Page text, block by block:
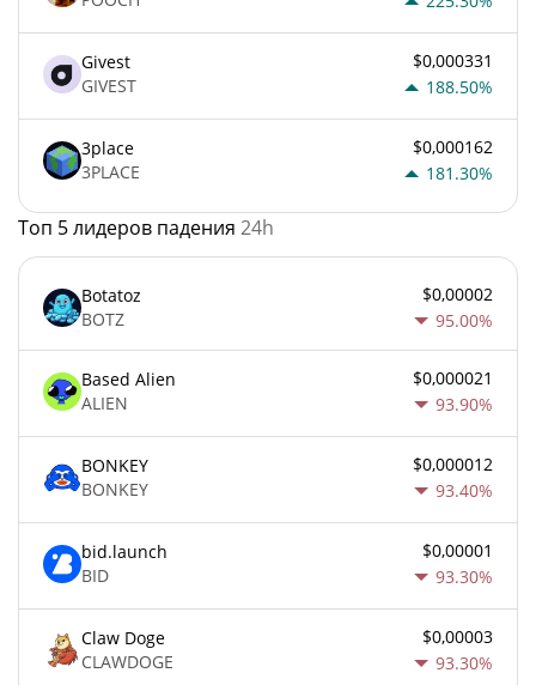
Givest
GIVEST
$0,000331
188.50%
3place
3PLACE
$0,000162
181.30%
Топ 5 лидеров падения 24h
Botatoz
BOTZ
$0,00002
95.00%
Based Alien
ALIEN
$0,000021
93.90%
BONKEY
BONKEY
$0,000012
93.40%
bid.launch
BID
$0,00001
93.30%
Claw Doge
CLAWDOGE
$0,00003
93.30%